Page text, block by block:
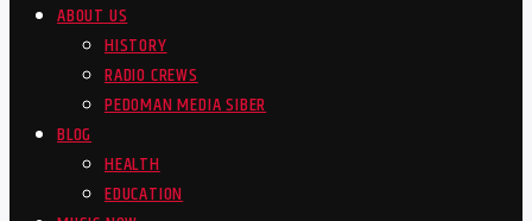
ABOUT US
HISTORY
RADIO CREWS
PEDOMAN MEDIA SIBER
BLOG
HEALTH
EDUCATION